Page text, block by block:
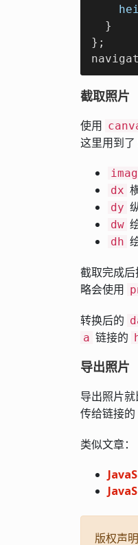
  }
};
截取照片
使用
这里用到了
dx
dy
dw
dh
截取完成后
略会使用
转换后的
a 链接的
导出照片
导出照片
传给链接的
类似文章：
版权声